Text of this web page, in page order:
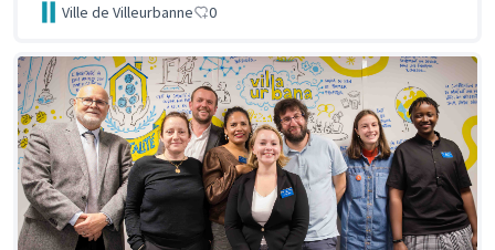
Ville de Villeurbanne 0